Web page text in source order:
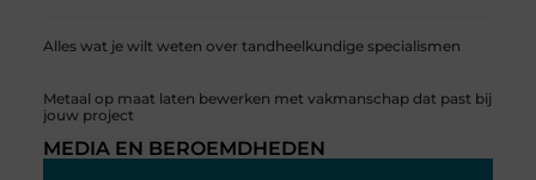
Alles wat je wilt weten over tandheelkundige specialismen
Metaal op maat laten bewerken met vakmanschap dat past bij
jouw project
MEDIA EN BEROEMDHEDEN